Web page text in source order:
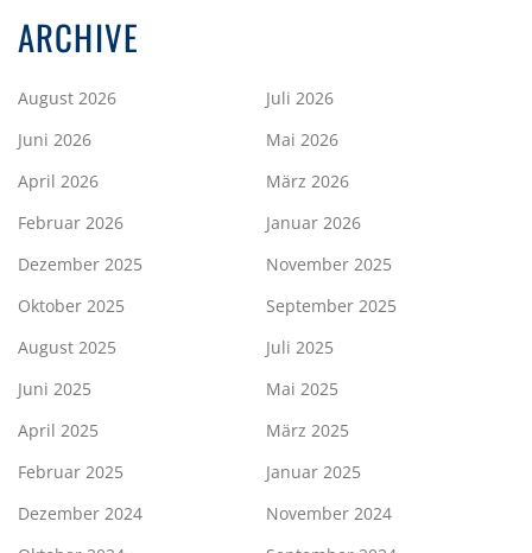
ARCHIVE
August 2026
Juli 2026
Juni 2026
Mai 2026
April 2026
März 2026
Februar 2026
Januar 2026
Dezember 2025
November 2025
Oktober 2025
September 2025
August 2025
Juli 2025
Juni 2025
Mai 2025
April 2025
März 2025
Februar 2025
Januar 2025
Dezember 2024
November 2024